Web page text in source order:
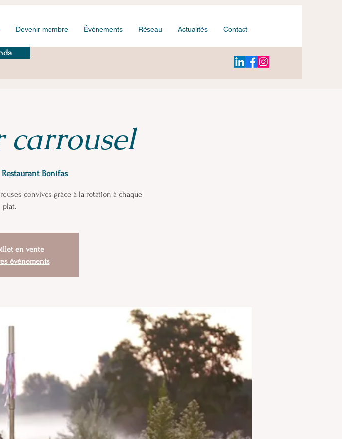
Devenir membre Événements Réseau Actualités Contact
carrousel
Restaurant Bonifas
convives grâce à la rotation à chaque
plat.
en vente
événements